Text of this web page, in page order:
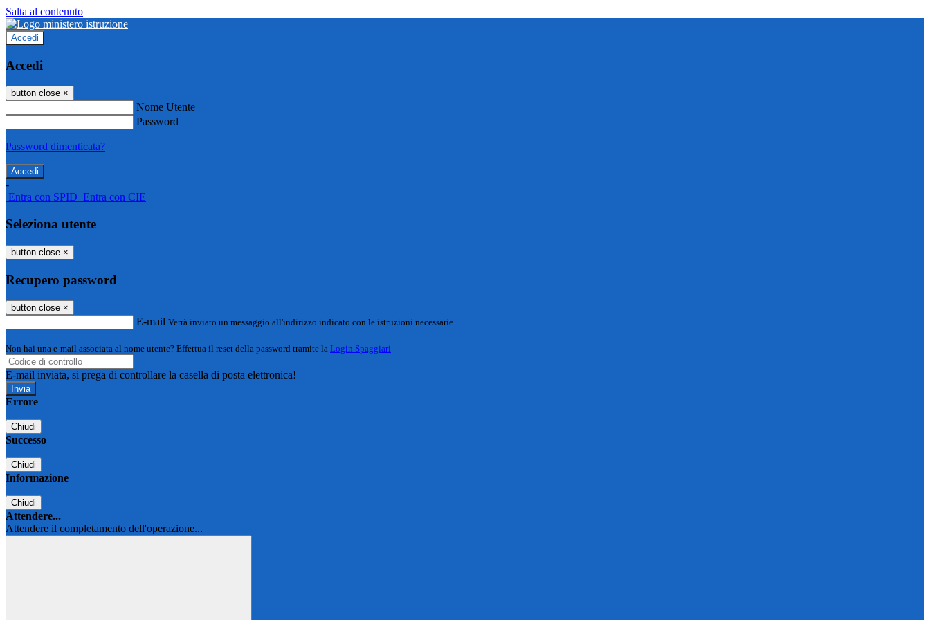
Salta al contenuto
Accedi
Accedi
button close ×
Nome Utente
Password
Password dimenticata?
-
Entra con SPID Entra con CIE
Seleziona utente
button close ×
Recupero password
button close ×
E-mail Verrà inviato un messaggio all'indirizzo indicato con le istruzioni necessarie.
Non hai una e-mail associata al nome utente? Effettua il reset della password tramite la Login Spaggiari
E-mail inviata, si prega di controllare la casella di posta elettronica!
Errore
Chiudi
Successo
Chiudi
Informazione
Chiudi
Attendere...
Attendere il completamento dell'operazione...